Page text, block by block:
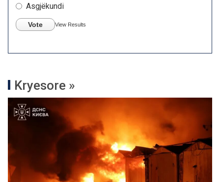
Asgjëkundi
Vote View Results
Kryesore »